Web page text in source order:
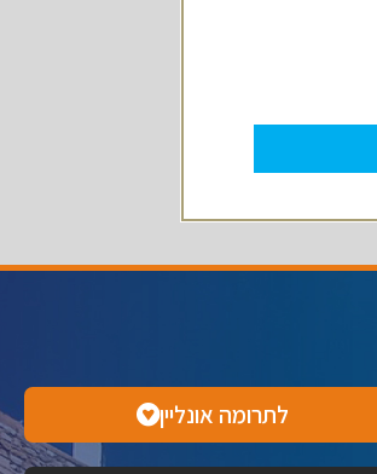
לתרומה אונליין